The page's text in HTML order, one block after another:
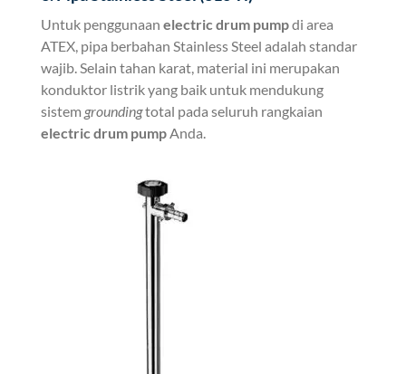
Untuk penggunaan electric drum pumpdi area
ATEX, pipa berbahan Stainless Steel adalah standar
wajib. Selain tahan karat, material ini merupakan
konduktor listrik yang baik untuk mendukung
sistem groundingtotal pada seluruh rangkaian
electric drum pumpAnda.